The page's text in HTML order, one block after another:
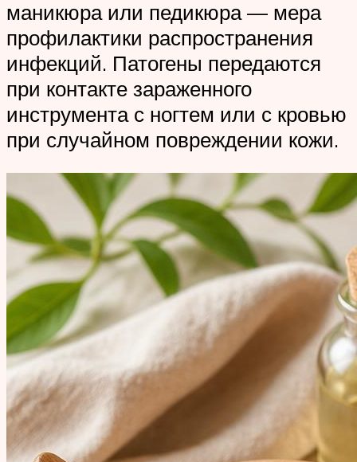
маникюра или педикюра — мера
профилактики распространения
инфекций. Патогены передаются
при контакте зараженного
инструмента с ногтем или с кровью
при случайном повреждении кожи.